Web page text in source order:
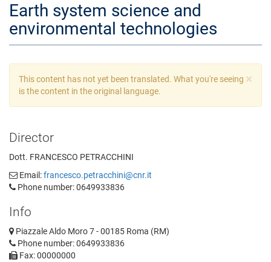
Earth system science and
environmental technologies
×
Warning
message
This content has not yet been translated. What you're seeing
is the content in the original language.
Director
Dott. FRANCESCO PETRACCHINI
Email:francesco.petracchini@cnr.it
Phone number: 0649933836
Info
Piazzale Aldo Moro 7 - 00185 Roma (RM)
Phone number: 0649933836
Fax: 00000000